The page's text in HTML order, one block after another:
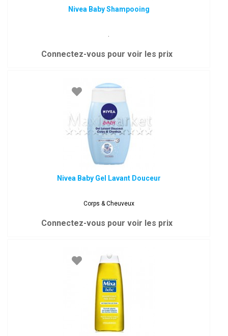
Nivea Baby Shampooing
.
Connectez-vous pour voir les prix
Nivea Baby Gel Lavant Douceur
Corps & Cheuveux
Connectez-vous pour voir les prix